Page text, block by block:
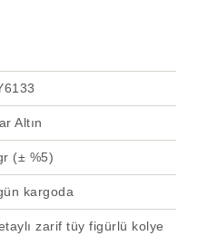
Altın
(± %5)
kargoda
zarif tüy figürlü kolye